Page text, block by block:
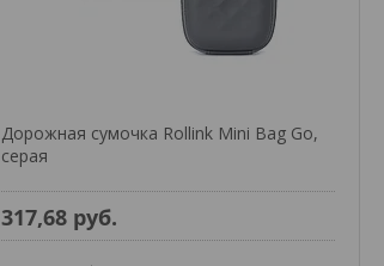
Дорожная сумочка Rollink Mini Bag Go,
серая
317,68 руб.